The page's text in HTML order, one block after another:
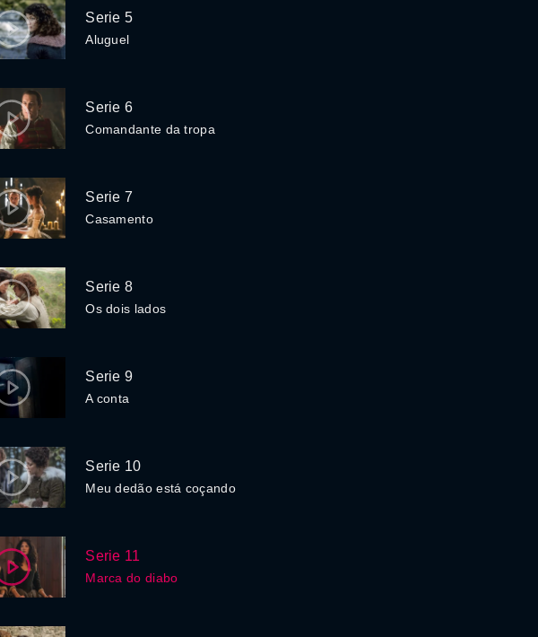
Serie 5
Aluguel
Serie 6
Comandante da tropa
Serie 7
Casamento
Serie 8
Os dois lados
Serie 9
A conta
Serie 10
Meu dedão está coçando
Serie 11
Marca do diabo